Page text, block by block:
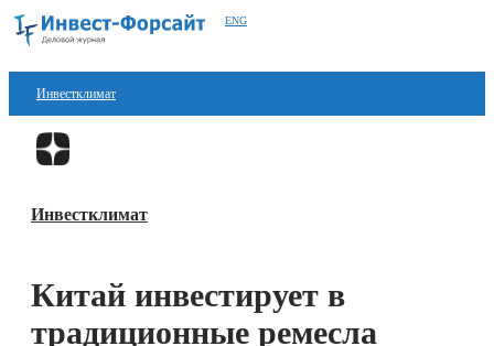
ENG
Инвестклимат
Финансы
Блокчейн
Инвестклимат
Китай инвестирует в
традиционные ремесла